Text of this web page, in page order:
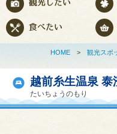
HOME> 観光スポ
越前糸生温泉 泰
たいちょうのもり